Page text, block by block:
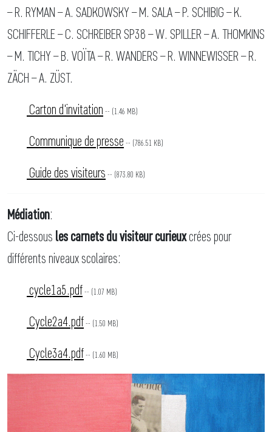
– R. RYMAN – A. SADKOWSKY – M. SALA – P. SCHIBIG – K.
SCHIFFERLE – C. SCHREIBER SP38 – W. SPILLER – A. THOMKINS
– M. TICHY – B. VOÏTA – R. WANDERS – R. WINNEWISSER – R.
ZÄCH – A. ZÜST.
Carton d'invitation -- (1.46 MB)
Communique de presse -- (786.51 KB)
Guide des visiteurs -- (873.80 KB)
Médiation:
Ci-dessous les carnets du visiteur curieuxcrées pour
différents niveaux scolaires:
cycle1a5.pdf-- (1.07 MB)
Cycle2a4.pdf-- (1.50 MB)
Cycle3a4.pdf-- (1.60 MB)